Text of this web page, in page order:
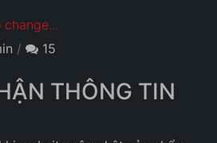
15
THÔNG TIN